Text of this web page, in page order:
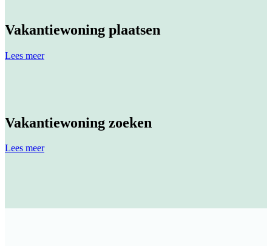
Vakantiewoning plaatsen
Lees meer
Vakantiewoning zoeken
Lees meer